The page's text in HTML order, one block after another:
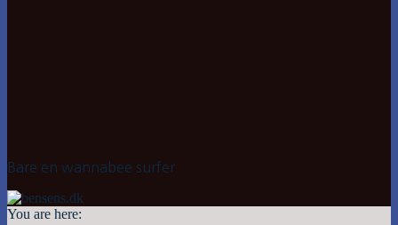
Bare en wannabee surfer
You are here: